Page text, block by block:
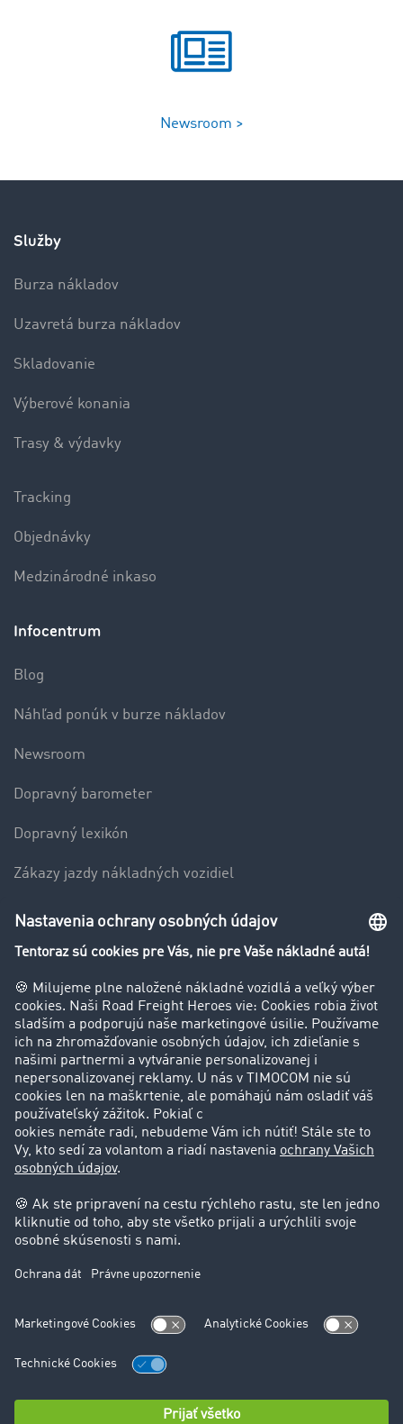
Newsroom >
Služby
Burza nákladov
Uzavretá burza nákladov
Skladovanie
Výberové konania
Trasy & výdavky
Tracking
Objednávky
Medzinárodné inkaso
Infocentrum
Blog
Náhľad ponúk v burze nákladov
Newsroom
Dopravný barometer
Dopravný lexikón
Zákazy jazdy nákladných vozidiel
Firma
Príbehy zákazníkov
Zákazníci získavajú zákazníkov
Podpora
Kontakt
Právne informácie
Impressum
VOP